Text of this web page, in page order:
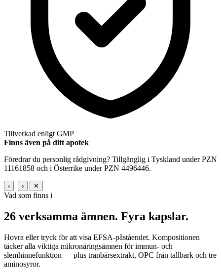
Tillverkad enligt GMP
Finns även på ditt apotek
Föredrar du personlig rådgivning? Tillgänglig i Tyskland under PZN
11161858 och i Österrike under PZN 4496446.
‹ › ✕
Vad som finns i
26 verksamma ämnen. Fyra kapslar.
Hovra eller tryck för att visa EFSA-påståendet. Kompositionen
täcker alla viktiga mikronäringsämnen för immun- och
slemhinnefunktion — plus tranbärsextrakt, OPC från tallbark och tre
aminosyror.